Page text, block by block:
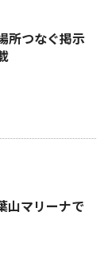
所つなぐ掲示
山マリーナで